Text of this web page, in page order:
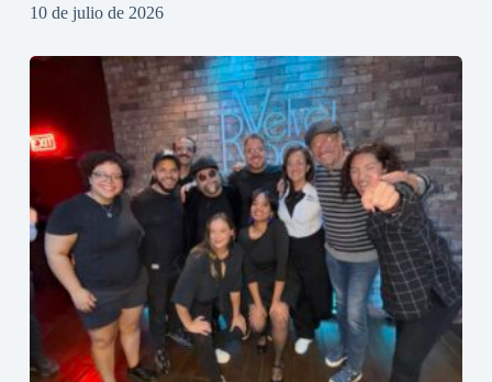
10 de julio de 2026